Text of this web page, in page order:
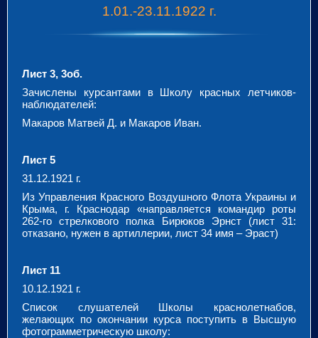
1.01.-23.11.1922 г.
Лист 3, 3об.
Зачислены курсантами в Школу красных летчиков-
наблюдателей:
Макаров Матвей Д. и Макаров Иван.
Лист 5
31.12.1921 г.
Из Управления Красного Воздушного Флота Украины и
Крыма, г. Краснодар «направляется командир роты
262-го стрелкового полка Бирюков Эрнст (лист 31:
отказано, нужен в артиллерии, лист 34 имя – Эраст)
Лист 11
10.12.1921 г.
Список слушателей Школы краснолетнабов,
желающих по окончании курса поступить в Высшую
фотограмметрическую школу: